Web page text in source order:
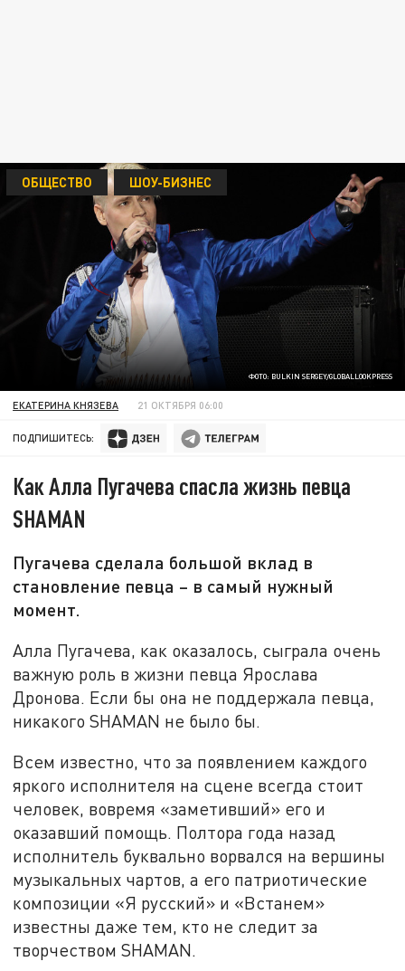
ФОТО: BULKIN SERGEY/GLOBALLOOKPRESS
ОБЩЕСТВО ШОУ-БИЗНЕС
ЕКАТЕРИНА КНЯЗЕВА 21 ОКТЯБРЯ 06:00
ПОДПИШИТЕСЬ:
Как Алла Пугачева спасла жизнь певца
SHAMAN
Пугачева сделала большой вклад в
становление певца – в самый нужный
момент.
Алла Пугачева, как оказалось, сыграла очень
важную роль в жизни певца Ярослава
Дронова. Если бы она не поддержала певца,
никакого SHAMAN не было бы.
Всем известно, что за появлением каждого
яркого исполнителя на сцене всегда стоит
человек, вовремя «заметивший» его и
оказавший помощь. Полтора года назад
исполнитель буквально ворвался на вершины
музыкальных чартов, а его патриотические
композиции «Я русский» и «Встанем»
известны даже тем, кто не следит за
творчеством SHAMAN.